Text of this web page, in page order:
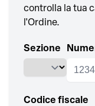
controlla la tua
l'Ordine.
Sezione
Codice fiscale